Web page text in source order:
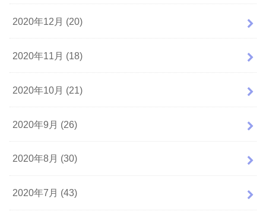
2020年12月 (20)
2020年11月 (18)
2020年10月 (21)
2020年9月 (26)
2020年8月 (30)
2020年7月 (43)